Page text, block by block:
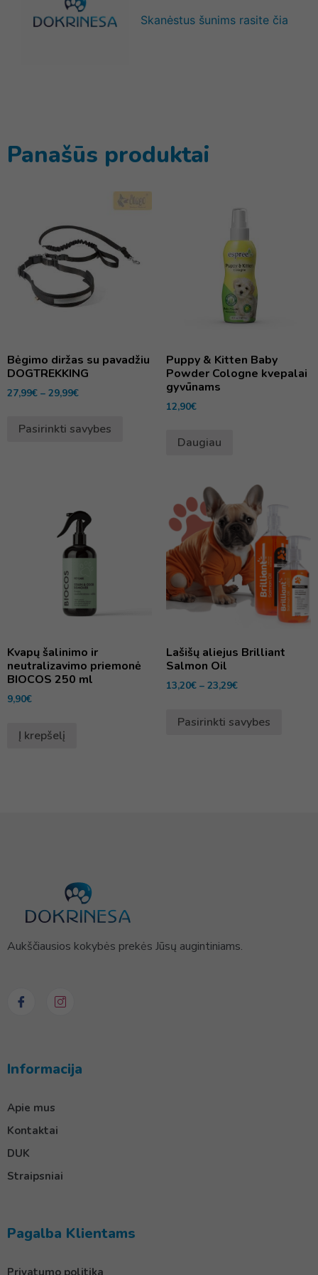
Skanėstus šunims rasite čia
Panašūs produktai
Bėgimo diržas su pavadžiu
DOGTREKKING
27,99€ – 29,99€
Pasirinkti savybes
Puppy & Kitten Baby
Powder Cologne kvepalai
gyvūnams
12,90€
Daugiau
Kvapų šalinimo ir
neutralizavimo priemonė
BIOCOS 250 ml
9,90€
Į krepšelį
Lašišų aliejus Brilliant
Salmon Oil
13,20€ – 23,29€
Pasirinkti savybes
Aukščiausios kokybės prekės Jūsų augintiniams.
Informacija
Apie mus
Kontaktai
DUK
Straipsniai
Pagalba Klientams
Privatumo politika